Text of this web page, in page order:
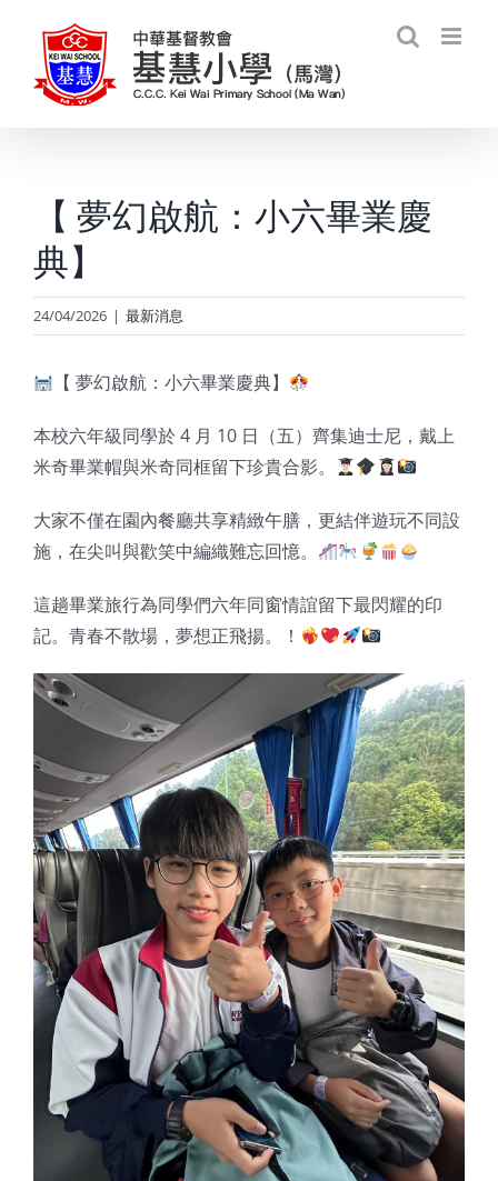
content
【 夢幻啟航：小六畢業慶
典】
24/04/2026 | 最新消息
【 夢幻啟航：小六畢業慶典】
本校六年級同學於 4 月 10 日（五）齊集迪士尼，戴上
米奇畢業帽與米奇同框留下珍貴合影。
大家不僅在園內餐廳共享精緻午膳，更結伴遊玩不同設
施，在尖叫與歡笑中編織難忘回憶。
這趟畢業旅行為同學們六年同窗情誼留下最閃耀的印
記。青春不散場，夢想正飛揚。！